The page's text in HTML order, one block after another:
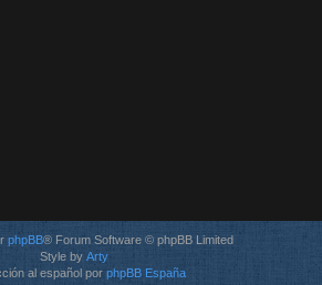
phpBB® Forum Software © phpBB Limited
Style by Arty
al español por phpBB España